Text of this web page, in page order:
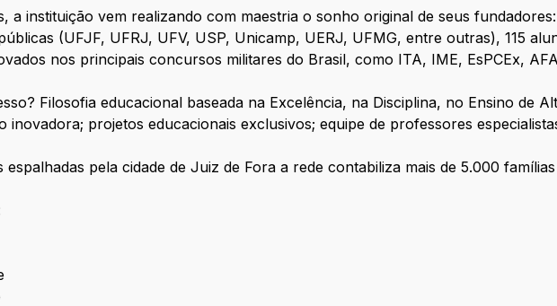
a instituição vem realizando com maestria o sonho original de seus
(UFJF, UFRJ, UFV, USP, Unicamp, UERJ, UFMG, entre outras), 115
nos principais concursos militares do Brasil, como ITA, IME, EsPCEx,
Filosofia educacional baseada na Excelência, na Disciplina, no Ensino de
inovadora; projetos educacionais exclusivos; equipe de professores
espalhadas pela cidade de Juiz de Fora a rede contabiliza mais de 5.000 famílias